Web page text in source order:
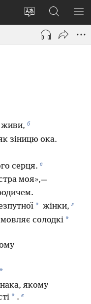
Змінити
мову
сайту
Увійти
(відкривається
новому
Пошук
на
сайті
живи, б
зіницю ока.
серця. в
моя»,—
* жінки, г
солодкі *
*
якому
* . е